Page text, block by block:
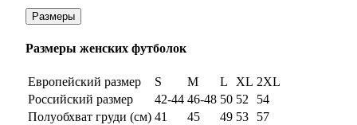
Размеры
Размеры женских футболок
Европейский размер S M L XL 2XL
Российский размер
42-44 46-48 50 52
54
Полуобхват груди (см) 41 45 49 53
57